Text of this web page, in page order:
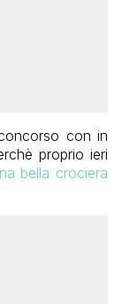
con in
proprio ieri
bella crociera